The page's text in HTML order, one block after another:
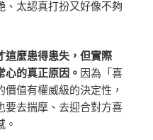
、太認真打扮又好像不夠
這麼患得患失，但實際
的真正原因。 因為「喜
值有權威級的決定性，
要去揣摩、去迎合對方喜